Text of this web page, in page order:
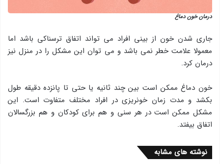
درمان خون دماغ
جاری شدن خون از بینی افراد می تواند اتفاق ترسناکی باشد اما
معمولا علامت خطر نمی باشد و می توان این مشکل را در منزل نیز
درمان کرد.
خون دماغ ممکن است بین چند ثانیه یا حتی تا پانزده دقیقه طول
بکشد و مدت زمان خونریزی در افراد مختلف متفاوت است. این
مشکل ممکن است در هر سنی و هم برای کودکان و هم بزرگسالان
اتفاق بیفتد.
نوشته های مشابه